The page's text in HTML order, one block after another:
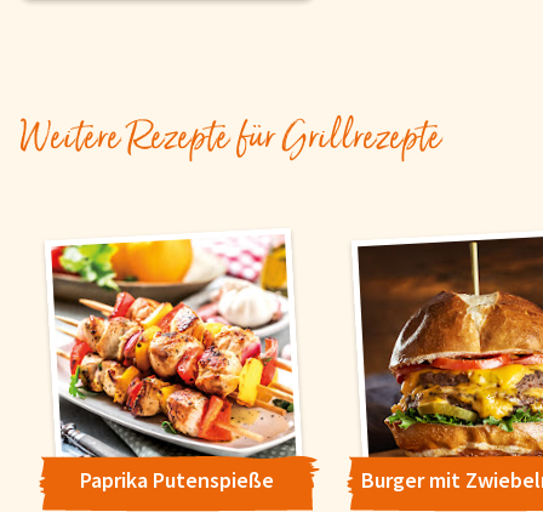
Weitere Rezepte für Grillrezepte
Paprika Putenspieße